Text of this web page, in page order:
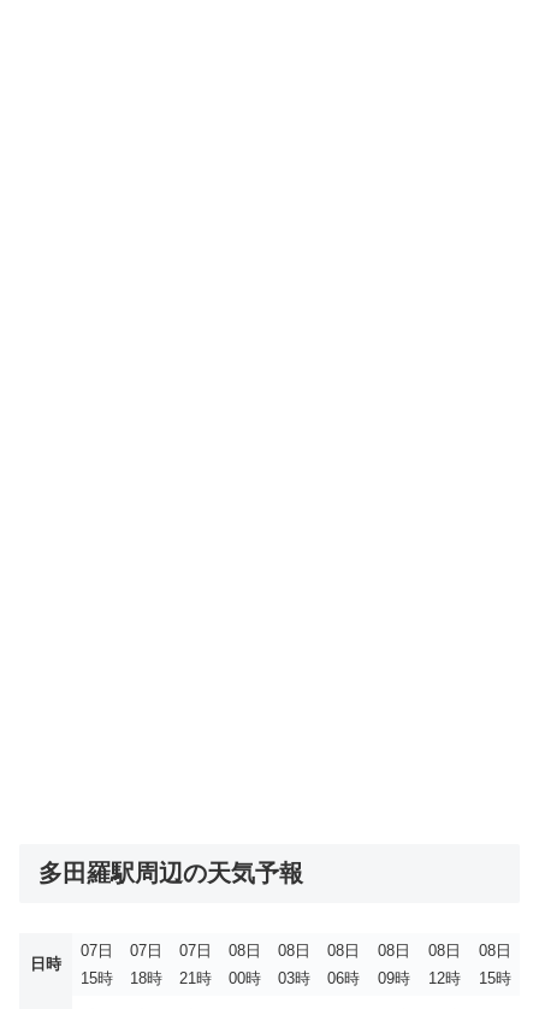
多田羅駅周辺の天気予報
日時
07日
15時
07日
18時
07日
21時
08日
00時
08日
03時
08日
06時
08日
09時
08日
12時
08日
15時